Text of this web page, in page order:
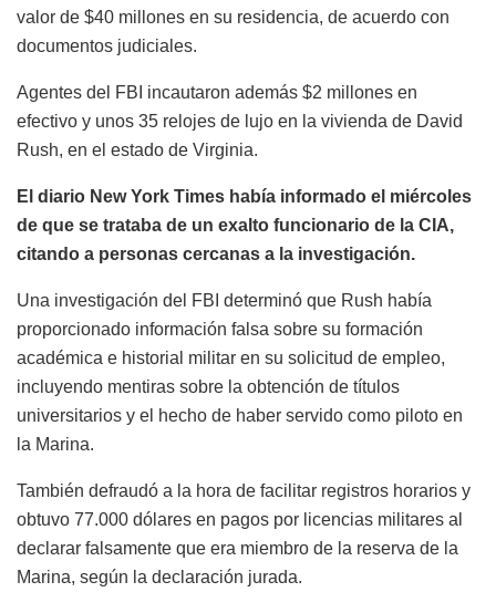
valor de $40 millones en su residencia, de acuerdo con
documentos judiciales.
Agentes del FBI incautaron además $2 millones en
efectivo y unos 35 relojes de lujo en la vivienda de David
Rush, en el estado de Virginia.
El diario New York Times había informado el miércoles
de que se trataba de un exalto funcionario de la CIA,
citando a personas cercanas a la investigación.
Una investigación del FBI determinó que Rush había
proporcionado información falsa sobre su formación
académica e historial militar en su solicitud de empleo,
incluyendo mentiras sobre la obtención de títulos
universitarios y el hecho de haber servido como piloto en
la Marina.
También defraudó a la hora de facilitar registros horarios y
obtuvo 77.000 dólares en pagos por licencias militares al
declarar falsamente que era miembro de la reserva de la
Marina, según la declaración jurada.